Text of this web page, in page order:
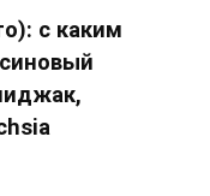
с каким